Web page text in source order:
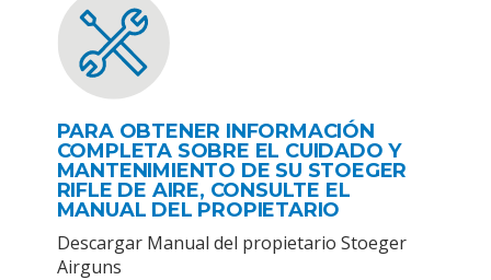
PARA OBTENER INFORMACIÓN
COMPLETA SOBRE EL CUIDADO Y
MANTENIMIENTO DE SU STOEGER
RIFLE DE AIRE, CONSULTE EL
MANUAL DEL PROPIETARIO
Descargar Manual del propietario Stoeger
Airguns